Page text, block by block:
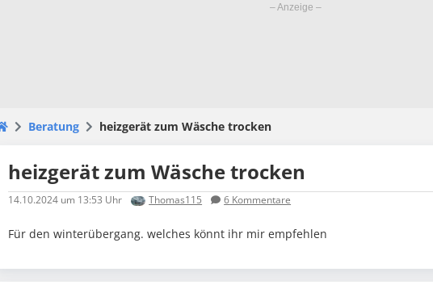
Beratung heizgerät zum Wäsche trocken
heizgerät zum Wäsche trocken
14.10.2024 um 13:53 Uhr Thomas115 6 Kommentare
Für den winterübergang. welches könnt ihr mir empfehlen